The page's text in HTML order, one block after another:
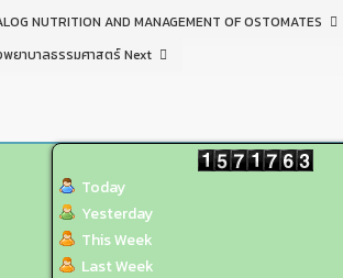
NUTRITION AND MANAGEMENT OF OSTOMATES
พยาบาลธรรมศาสตร์Next
Today
Yesterday
This Week
Last Week